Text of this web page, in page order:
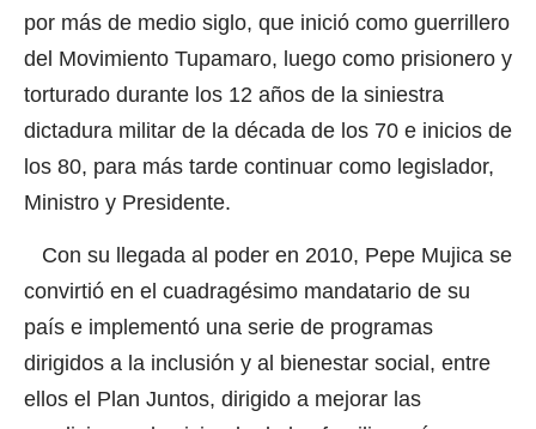
por más de medio siglo, que inició como guerrillero
del Movimiento Tupamaro, luego como prisionero y
torturado durante los 12 años de la siniestra
dictadura militar de la década de los 70 e inicios de
los 80, para más tarde continuar como legislador,
Ministro y Presidente.
Con su llegada al poder en 2010, Pepe Mujica se
convirtió en el cuadragésimo mandatario de su
país e implementó una serie de programas
dirigidos a la inclusión y al bienestar social, entre
ellos el Plan Juntos, dirigido a mejorar las